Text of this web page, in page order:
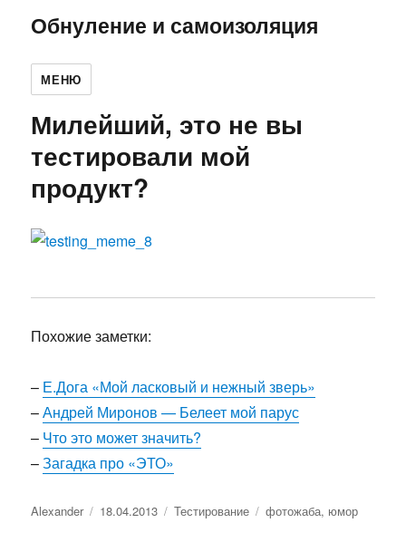
Обнуление и самоизоляция
МЕНЮ
Милейший, это не вы
тестировали мой
продукт?
Похожие заметки:
– Е.Дога «Мой ласковый и нежный зверь»
–Андрей Миронов — Белеет мой парус
– Что это может значить?
–Загадка про «ЭТО»
Автор
Alexander Опубликовано
18.04.2013 Рубрики
Тестирование Метки
фотожаба, юмор